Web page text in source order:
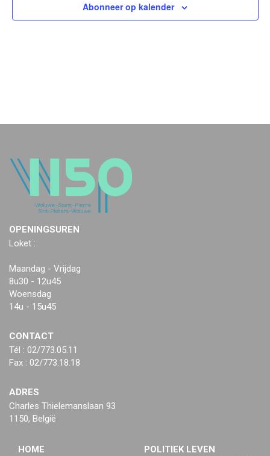
Abonneer op kalender
OPENINGSUREN
Loket :
Maandag - Vrijdag
8u30 - 12u45
Woensdag
14u - 15u45
CONTACT
Tél : 02/773.05.11
Fax : 02/773.18.18
ADRES
Charles Thielemanslaan 93
1150, België
HOME
POLITIEK LEVEN